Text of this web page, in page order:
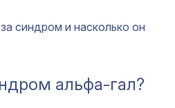
синдром и насколько он
альфа-гал?